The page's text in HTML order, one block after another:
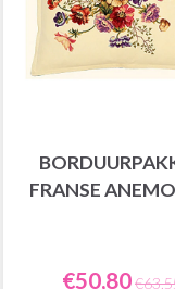
FRANSE
€50,80